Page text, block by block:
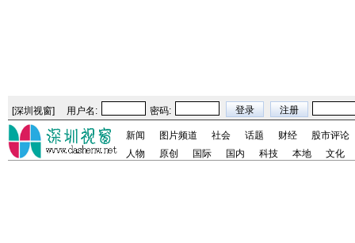
[深圳视窗] 用户名: 密码:
新闻 图片频道 社会 话题 财经
股市评论
人物
原创 国际 国内 科技 本地 文化